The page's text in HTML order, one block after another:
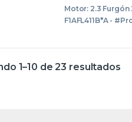
Motor: 2.3 Furgón
F1AFL411B*A -
1–10 de 23 resultados